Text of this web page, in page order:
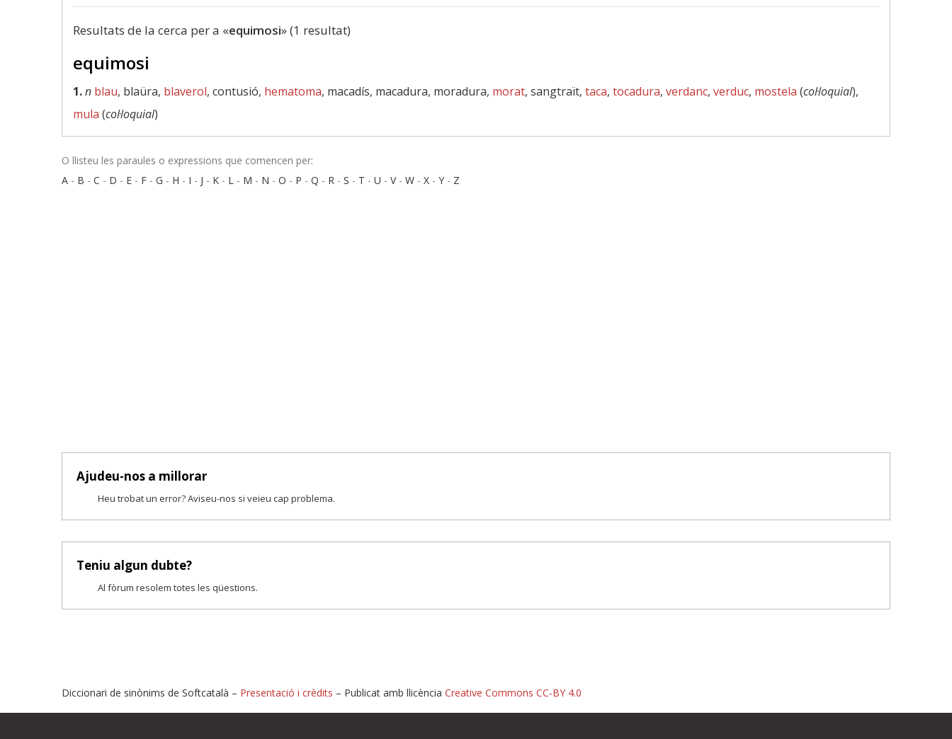
Resultats de la cerca per a «equimosi» (1 resultat)
equimosi
1.n blau, blaüra, blaverol, contusió, hematoma, macadís, macadura, moradura, morat, sangtraït, taca, tocadura, verdanc, verduc, mostela (col·loquial),
mula (col·loquial)
O llisteu les paraules o expressions que comencen per:
A - B - C - D - E - F - G - H - I - J - K - L - M - N - O - P - Q - R - S - T - U - V- W - X - Y - Z
Ajudeu-nos a millorar
Heu trobat un error? Aviseu-nos si veieu cap problema.
Teniu algun dubte?
Al fòrum resolem totes les qüestions.
Diccionari de sinònims de Softcatalà – Presentació i crèdits – Publicat amb llicència Creative Commons CC-BY 4.0